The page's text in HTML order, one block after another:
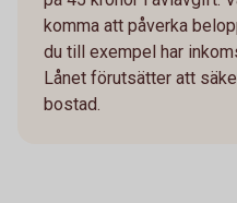
komma att påverka
du till exempel har
Lånet förutsätter att
bostad.